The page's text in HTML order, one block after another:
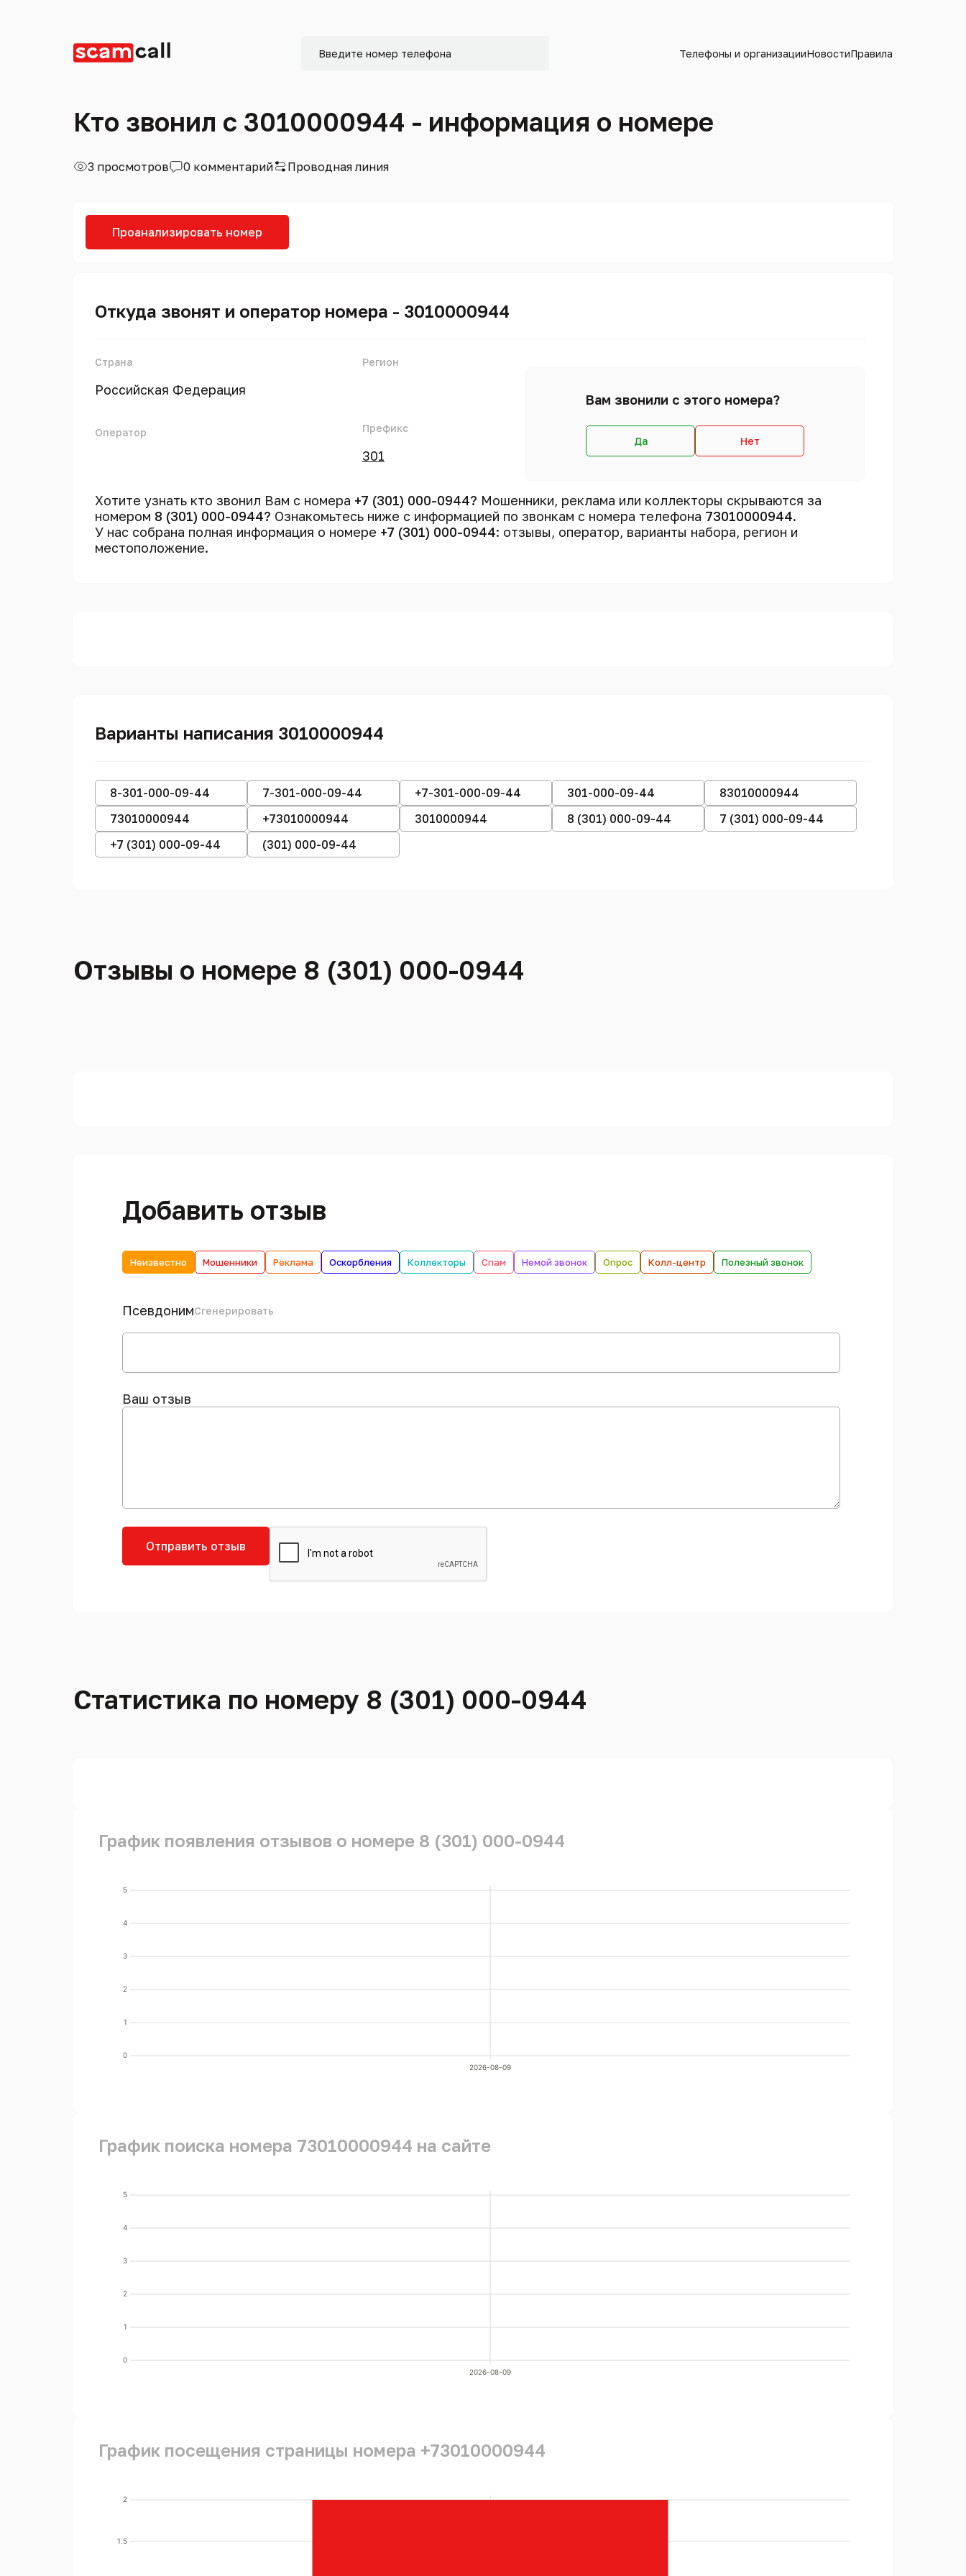
Телефоны и организацииНовостиПравила
Кто звонил с 3010000944 - информация о номере
3 просмотров 0 комментарий Проводная линия
Проанализировать номер
Откуда звонят и оператор номера - 3010000944
Страна
Российская Федерация
Оператор
Регион
Префикс
301
Вам звонили с этого номера?
Да Нет
Хотите узнать кто звонил Вам с номера +7 (301) 000-0944? Мошенники, реклама или коллекторы скрываются за
номером 8 (301) 000-0944? Ознакомьтесь ниже с информацией по звонкам с номера телефона 73010000944.
У нас собрана полная информация о номере +7 (301) 000-0944: отзывы, оператор, варианты набора, регион и
местоположение.
Варианты написания 3010000944
8-301-000-09-44 7-301-000-09-44 +7-301-000-09-44 301-000-09-44
83010000944
73010000944
+73010000944 3010000944 8 (301) 000-09-44
7 (301) 000-09-44
+7 (301) 000-09-44
(301) 000-09-44
Отзывы о номере 8 (301) 000-0944
Добавить отзыв
Неизвестно Мошенники Реклама Оскорбления Коллекторы Спам Немой звонок Опрос Колл-центр Полезный звонок
ПсевдонимСгенерировать
Ваш отзыв
Отправить отзыв
Статистика по номеру 8 (301) 000-0944
График появления отзывов о номере 8 (301) 000-0944
0
1
2
3
4
5
2026-08-09
График поиска номера 73010000944 на сайте
0
1
2
3
4
5
2026-08-09
График посещения страницы номера +73010000944
1.5
2